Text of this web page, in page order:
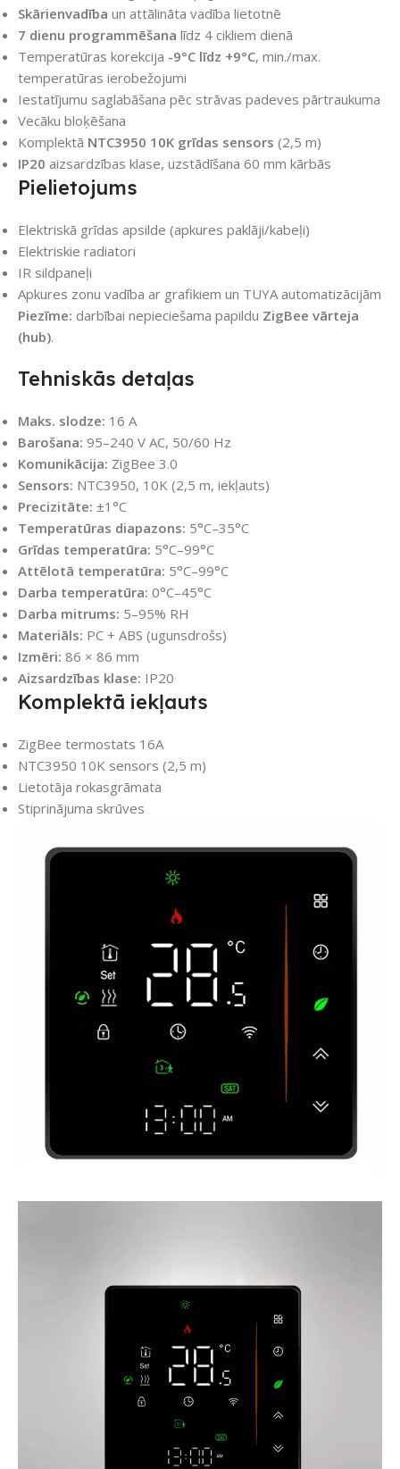
Skārienvadība un attālināta vadība lietotnē
7 dienu programmēšana līdz 4 cikliem dienā
Temperatūras korekcija -9°C līdz +9°C, min./max.
temperatūras ierobežojumi
Iestatījumu saglabāšana pēc strāvas padeves pārtraukuma
Vecāku bloķēšana
Komplektā NTC3950 10K grīdas sensors (2,5 m)
IP20 aizsardzības klase, uzstādīšana 60 mm kārbās
Pielietojums
Elektriskā grīdas apsilde (apkures paklāji/kabeļi)
Elektriskie radiatori
IR sildpaneļi
Apkures zonu vadība ar grafikiem un TUYA automatizācijām
Piezīme: darbībai nepieciešama papildu ZigBee vārteja
(hub).
Tehniskās detaļas
Maks. slodze: 16 A
Barošana: 95–240 V AC, 50/60 Hz
Komunikācija: ZigBee 3.0
Sensors: NTC3950, 10K (2,5 m, iekļauts)
Precizitāte: ±1°C
Temperatūras diapazons: 5°C–35°C
Grīdas temperatūra: 5°C–99°C
Attēlotā temperatūra: 5°C–99°C
Darba temperatūra: 0°C–45°C
Darba mitrums: 5–95% RH
Materiāls: PC + ABS (ugunsdrošs)
Izmēri: 86 × 86 mm
Aizsardzības klase: IP20
Komplektā iekļauts
ZigBee termostats 16A
NTC3950 10K sensors (2,5 m)
Lietotāja rokasgrāmata
Stiprinājuma skrūves